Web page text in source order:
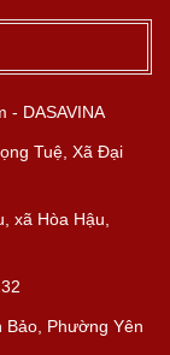
- DASAVINA
Tuệ, Xã Đại
xã Hòa Hậu,
Bảo, Phường Yên